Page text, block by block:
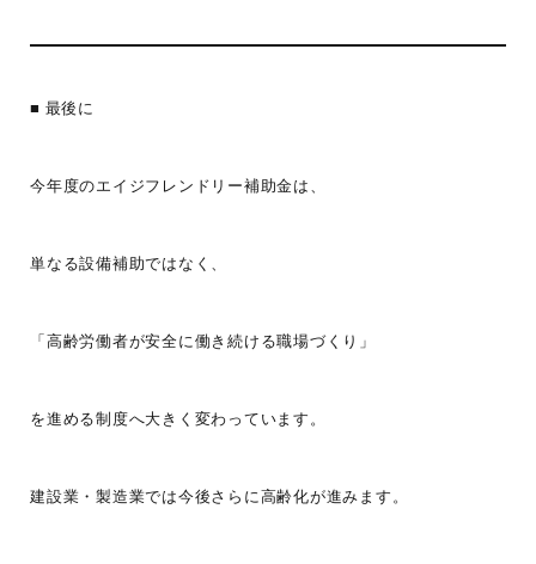
■ 最後に
今年度のエイジフレンドリー補助金は、
単なる設備補助ではなく、
「高齢労働者が安全に働き続ける職場づくり」
を進める制度へ大きく変わっています。
建設業・製造業では今後さらに高齢化が進みます。